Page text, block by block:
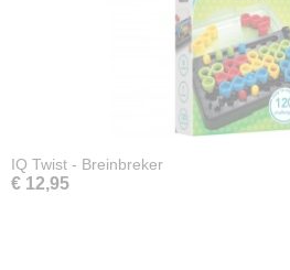
IQ Twist - Breinbreker
€ 12,95